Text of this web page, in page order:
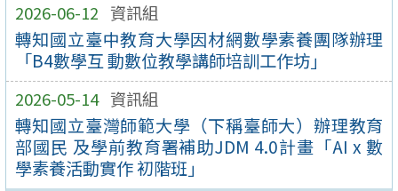
2026-06-12 資訊組
轉知國立臺中教育大學因材網數學素養團隊辦理
「B4數學互 動數位教學講師培訓工作坊」
2026-05-14 資訊組
轉知國立臺灣師範大學（下稱臺師大）辦理教育
部國民 及學前教育署補助JDM 4.0計畫「AI x 數
學素養活動實作 初階班」